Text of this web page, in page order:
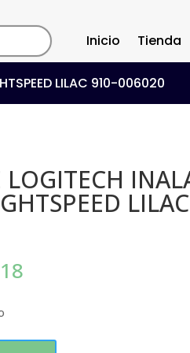
Inicio Tienda
LILAC 910-006020
LOGITECH